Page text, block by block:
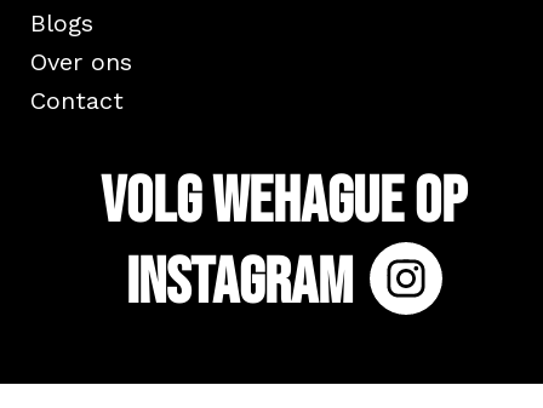
Blogs
Over ons
Contact
Volg WeHague op
Instagram